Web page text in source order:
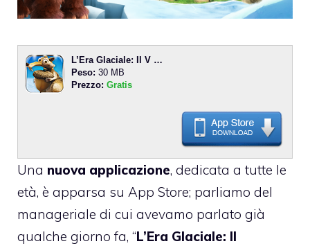
L’Era Glaciale: Il V …
Peso: 30 MB
Prezzo: Gratis
Una nuova applicazione, dedicata a tutte le
età, è apparsa su App Store; parliamo del
manageriale di cui avevamo parlato già
qualche giorno fa, “L’Era Glaciale: Il